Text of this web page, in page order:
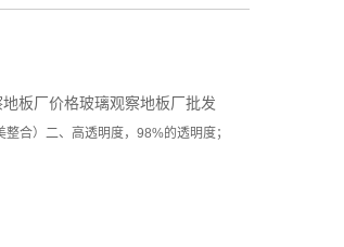
板厂价格玻璃观察地板厂批发
合）二、高透明度，98%的透明度；